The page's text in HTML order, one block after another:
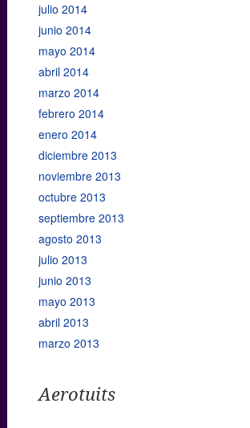
julio 2014
junio 2014
mayo 2014
abril 2014
marzo 2014
febrero 2014
enero 2014
diciembre 2013
noviembre 2013
octubre 2013
septiembre 2013
agosto 2013
julio 2013
junio 2013
mayo 2013
abril 2013
marzo 2013
Aerotuits